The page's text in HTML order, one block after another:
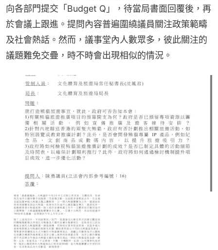
向各部門提交「Budget Q」，待當局書面回覆後，再
於會議上跟進。提問內容普遍圍繞議員關注政策範疇
及社會熱話。然而，議事堂內人數眾多，彼此關注的
議題難免交疊，時不時會出現相似的情況。